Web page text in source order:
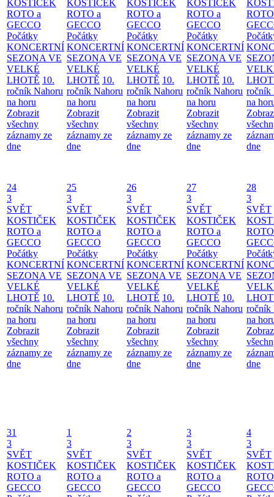
KOSTIČEK
ROTO a
GECCO
Počátky
KONCERTNÍ
SEZONA VE
VELKÉ
LHOTĚ 10.
ročník Nahoru
na horu
Zobrazit
všechny
záznamy ze
dne
KOSTIČEK
ROTO a
GECCO
Počátky
KONCERTNÍ
SEZONA VE
VELKÉ
LHOTĚ 10.
ročník Nahoru
na horu
Zobrazit
všechny
záznamy ze
dne
KOSTIČEK
ROTO a
GECCO
Počátky
KONCERTNÍ
SEZONA VE
VELKÉ
LHOTĚ 10.
ročník Nahoru
na horu
Zobrazit
všechny
záznamy ze
dne
KOSTIČEK
ROTO a
GECCO
Počátky
KONCERTNÍ
SEZONA VE
VELKÉ
LHOTĚ 10.
ročník Nahoru
na horu
Zobrazit
všechny
záznamy ze
dne
ročník
na
dne
24
3
SVĚT
KOSTIČEK
ROTO a
GECCO
Počátky
KONCERTNÍ
SEZONA VE
VELKÉ
LHOTĚ 10.
ročník Nahoru
na horu
Zobrazit
všechny
záznamy ze
dne
25
3
SVĚT
KOSTIČEK
ROTO a
GECCO
Počátky
KONCERTNÍ
SEZONA VE
VELKÉ
LHOTĚ 10.
ročník Nahoru
na horu
Zobrazit
všechny
záznamy ze
dne
26
3
SVĚT
KOSTIČEK
ROTO a
GECCO
Počátky
KONCERTNÍ
SEZONA VE
VELKÉ
LHOTĚ 10.
ročník Nahoru
na horu
Zobrazit
všechny
záznamy ze
dne
27
3
SVĚT
KOSTIČEK
ROTO a
GECCO
Počátky
KONCERTNÍ
SEZONA VE
VELKÉ
LHOTĚ 10.
ročník Nahoru
na horu
Zobrazit
všechny
záznamy ze
dne
28
3
SVĚT
ročník
na
dne
31
3
SVĚT
KOSTIČEK
ROTO a
GECCO
1
3
SVĚT
KOSTIČEK
ROTO a
GECCO
2
3
SVĚT
KOSTIČEK
ROTO a
GECCO
3
3
SVĚT
KOSTIČEK
ROTO a
GECCO
4
3
SVĚT